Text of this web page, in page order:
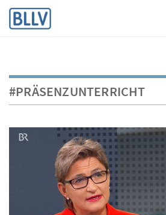
#PRÄSENZUNTERRICHT